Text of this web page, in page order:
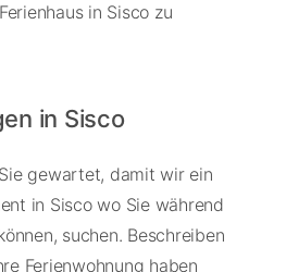
in Sisco zu
in Sisco
gewartet, damit wir ein
in Sisco wo Sie während
suchen. Beschreiben
Ferienwohnung haben